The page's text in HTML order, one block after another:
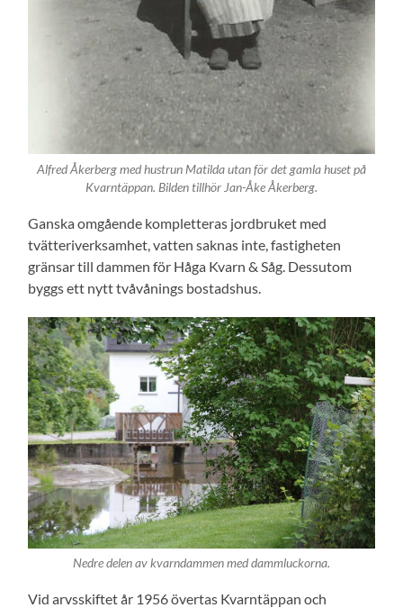
Alfred Åkerberg med hustrun Matilda utan för det gamla huset på
Kvarntäppan. Bilden tillhör Jan-Åke Åkerberg.
Ganska omgående kompletteras jordbruket med
tvätteriverksamhet, vatten saknas inte, fastigheten
gränsar till dammen för Håga Kvarn & Såg. Dessutom
byggs ett nytt tvåvånings bostadshus.
Nedre delen av kvarndammen med dammluckorna.
Vid arvsskiftet år 1956 övertas Kvarntäppan och